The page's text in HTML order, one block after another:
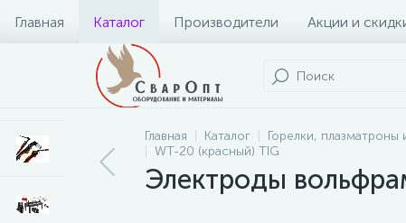
Главная Каталог Производители Акции и
Главная Каталог Горелки, плазматроны
WT-20 (красный) TIG
Электроды